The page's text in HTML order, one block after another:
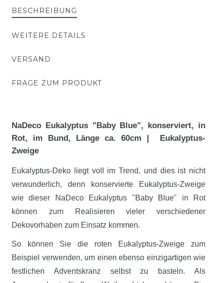
BESCHREIBUNG
WEITERE DETAILS
VERSAND
FRAGE ZUM PRODUKT
NaDeco Eukalyptus "Baby Blue", konserviert, in
Rot, im Bund, Länge ca. 60cm | Eukalyptus-
Zweige
Eukalyptus-Deko liegt voll im Trend, und dies ist nicht
verwunderlich, denn konservierte Eukalyptus-Zweige
wie dieser NaDeco Eukalyptus "Baby Blue" in Rot
können zum Realisieren vieler verschiedener
Dekovorhaben zum Einsatz kommen.
So können Sie die roten Eukalyptus-Zweige zum
Beispiel verwenden, um einen ebenso einzigartigen wie
festlichen Adventskranz selbst zu basteln. Als